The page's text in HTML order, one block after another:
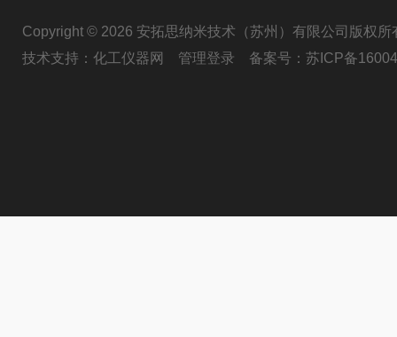
Copyright © 2026 安拓思纳米技术（苏州）有限公司版权所
技术支持： 化工仪器网 管理登录 备案号： 苏ICP备